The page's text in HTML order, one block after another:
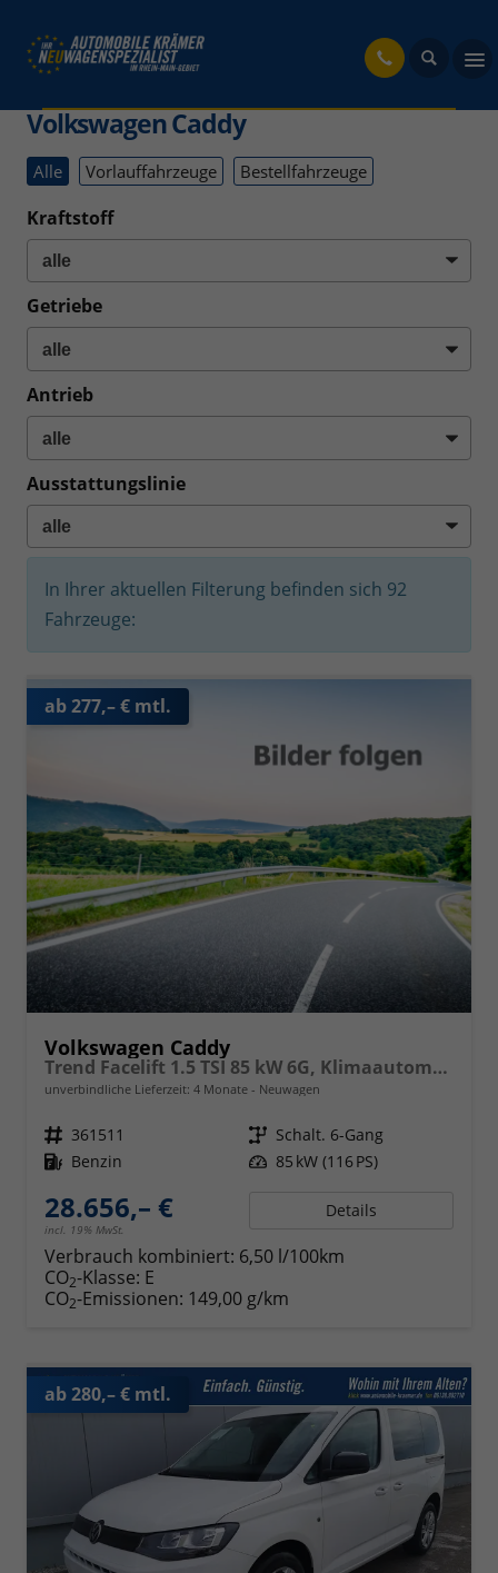
Volkswagen Caddy
Alle Vorlauffahrzeuge Bestellfahrzeuge
Kraftstoff
Getriebe
Antrieb
Ausstattungslinie
In Ihrer aktuellen Filterung befinden sich 92
Fahrzeuge:
ab 277,– € mtl.
Volkswagen Caddy
Trend Facelift 1.5 TSI 85 kW 6G, Klimaautomatik, 5 Sitze, Zuziehhilfe Schiebetüren + Heckklappe, PDC v+h, ACC, Side Assist Blind Spot, Ausparkhilfe, Ausstiegswarner, Digital Cockpit PRO, Radioanlage Navigationsvorbereituing,, Mittearmlehne verstellbar
unverbindliche Lieferzeit: 4 Monate Neuwagen
Fahrzeugnr. 361511 Getriebe Schalt. 6-Gang
Kraftstoff Benzin Leistung 85 kW (116 PS)
28.656,– €
incl. 19% MwSt.
Details
Verbrauch kombiniert: 6,50 l/100km
CO2-Klasse: E
CO2-Emissionen: 149,00 g/km
ab 280,– € mtl.